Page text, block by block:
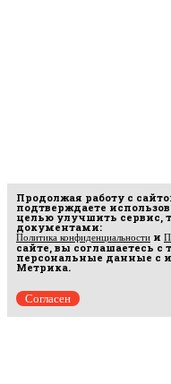
Продолжая работу с
подтверждаете
целью улучшить сервис,
документами:
Политика конфиденциальности и
сайте, вы соглашаетесь
персональные данные с
Метрика.
Согласен